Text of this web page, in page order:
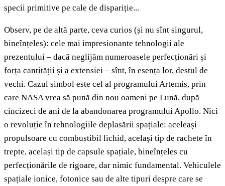
specii primitive pe cale de dispariție...
Observ, pe de altă parte, ceva curios (și nu sînt singurul,
bineînțeles): cele mai impresionante tehnologii ale
prezentului – dacă neglijăm numeroasele perfecționări și
forța cantității și a extensiei – sînt, în esența lor, destul de
vechi. Cazul simbol este cel al programului Artemis, prin
care NASA vrea să pună din nou oameni pe Lună, după
cincizeci de ani de la abandonarea programului Apollo. Nici
o revoluție în tehnologiile deplasării spațiale: aceleași
propulsoare cu combustibil lichid, același tip de rachete în
trepte, același tip de capsule spațiale, bineînțeles cu
perfecționările de rigoare, dar nimic fundamental. Vehiculele
spațiale ionice, fotonice sau de alte tipuri despre care se